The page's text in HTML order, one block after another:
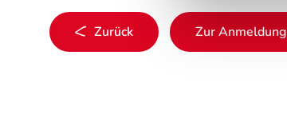
Zurück Zur Anmeldung